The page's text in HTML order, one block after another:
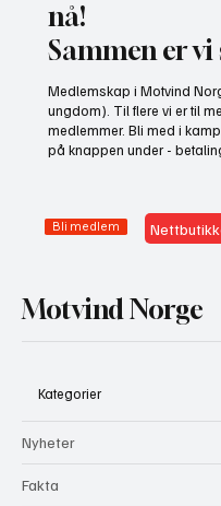
naturhensyn
nå!
Sammen er vi
Medlemskap i Motvind
ungdom). Til flere vi er til
medlemmer. Bli med i
på knappen under -
Bli medlem
Motvind Norge
Kategorier
Nyheter
Fakta